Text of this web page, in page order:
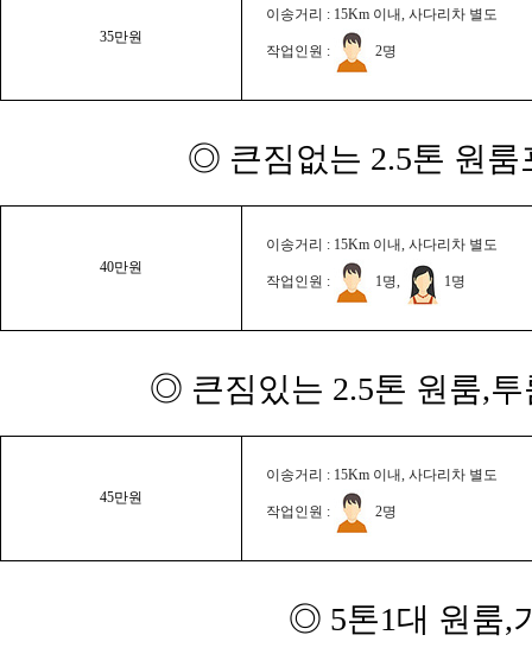
35만원
이송거리 : 15Km 이내, 사다리차 별도
작업인원 : 2명
◎ 큰짐없는 2.5톤 원룸
40만원
이송거리 : 15Km 이내, 사다리차 별도
작업인원 : 1명, 1명
◎ 큰짐있는 2.5톤 원룸,
45만원
이송거리 : 15Km 이내, 사다리차 별도
작업인원 : 2명
◎ 5톤1대 원룸,